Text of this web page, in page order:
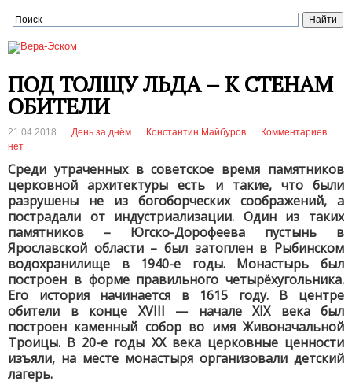
ПОД ТОЛЩУ ЛЬДА – К СТЕНАМ
ОБИТЕЛИ
21.04.2018 День за днём Константин Майбуров
Комментариев
нет
Среди утраченных в советское время памятников
церковной архитектуры есть и такие, что были
разрушены не из богоборческих соображений, а
пострадали от индустриализации. Один из таких
памятников – Югско-Дорофеева пустынь в
Ярославской области – был затоплен в Рыбинском
водохранилище в 1940-е годы. Монастырь был
построен в форме правильного четырёхугольника.
Его история начинается в 1615 году. В центре
обители в конце XVIII — начале XIX века был
построен каменный собор во имя Живоначальной
Троицы. В 20-е годы ХХ века церковные ценности
изъяли, на месте монастыря организовали детский
лагерь.